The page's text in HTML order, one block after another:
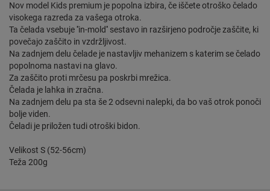
Nov model Kids premium je popolna izbira, če iščete otroško čelado
visokega razreda za vašega otroka.
Ta čelada vsebuje ''in-mold'' sestavo in razširjeno področje zaščite, ki
povečajo zaščito in vzdržljivost.
Na zadnjem delu čelade je nastavljiv mehanizem s katerim se čelado
popolnoma nastavi na glavo.
Za zaščito proti mrčesu pa poskrbi mrežica.
Čelada je lahka in zračna.
Na zadnjem delu pa sta še 2 odsevni nalepki, da bo vaš otrok ponoči
bolje viden.
Čeladi je priložen tudi otroški bidon.
Velikost S (52-56cm)
Teža 200g